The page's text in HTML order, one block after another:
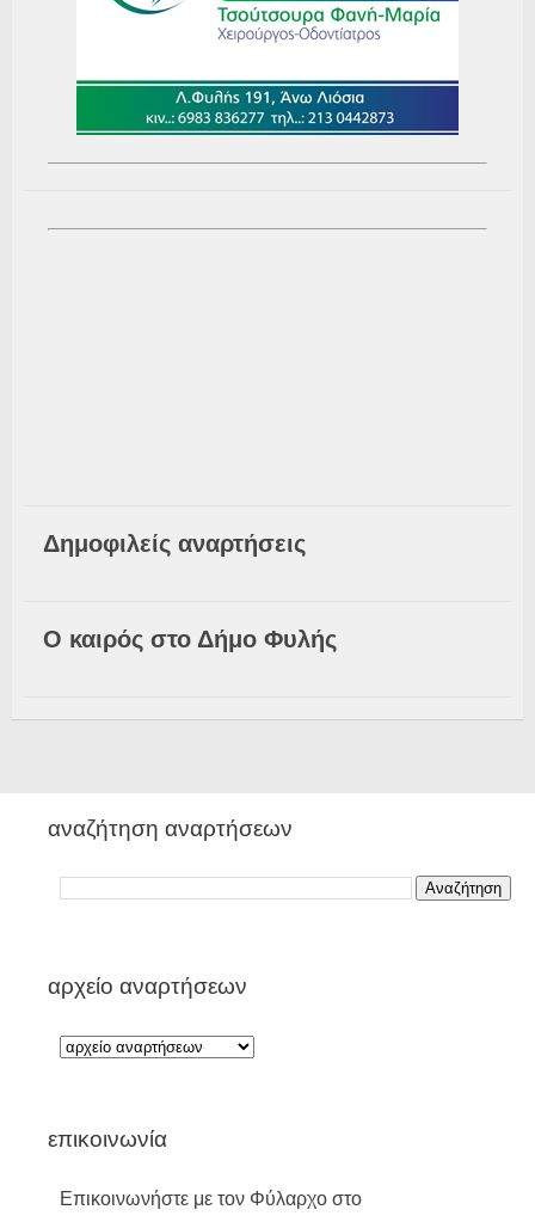
Δημοφιλείς αναρτήσεις
Ο καιρός στο Δήμο Φυλής
αναζήτηση αναρτήσεων
αρχείο αναρτήσεων
επικοινωνία
Επικοινωνήστε με τον Φύλαρχο στο